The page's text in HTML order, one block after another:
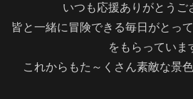
いつも応援ありがとうご
皆と一緒に冒険できる毎日がとっ
をもらってい
これからもた～くさん素敵な景